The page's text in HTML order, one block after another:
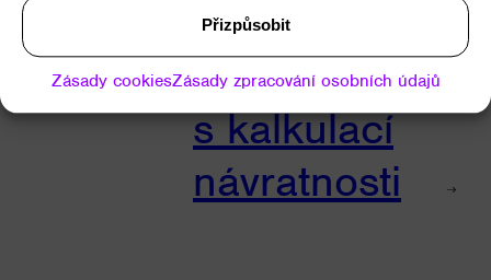
Přizpůsobit
Zásady cookiesZásady zpracování osobních údajů
Vyžádejte si
nabídku
s kalkulací
návratnosti